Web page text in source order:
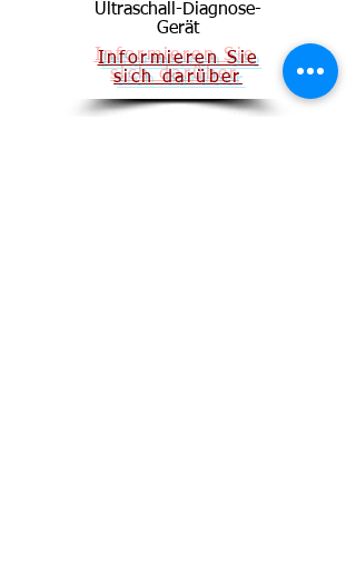
Ultraschall-Diagnose-
Gerät
Informieren Sie
sich darüber